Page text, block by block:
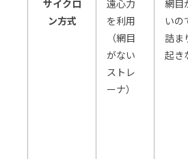
サイクロ
ン方式
遠心力
を利用
（網目
がない
ストレ
ーナ）
網目
いの
詰ま
起き